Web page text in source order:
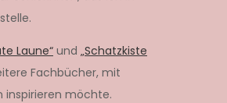
Laune“und „Schatzkiste
Fachbücher, mit
inspirieren möchte.